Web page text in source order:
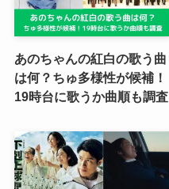
あのちゃんの紅白の歌う曲
は何？ちゅ多様性が候補！
19時台に歌うか曲順も調査